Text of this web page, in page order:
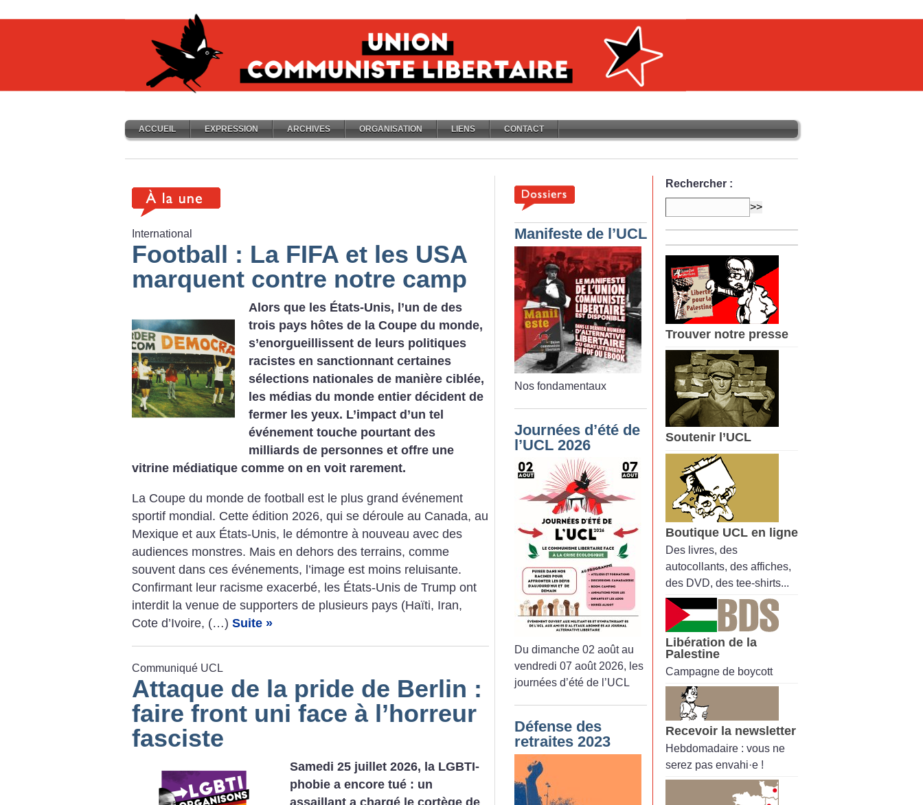
ACCUEIL EXPRESSION ARCHIVES ORGANISATION LIENS CONTACT
International
Football : La FIFA et les USA
marquent contre notre camp
Alors que les États-Unis, l’un de des
trois pays hôtes de la Coupe du monde,
s’enorgueillissent de leurs politiques
racistes en sanctionnant certaines
sélections nationales de manière ciblée,
les médias du monde entier décident de
fermer les yeux. L’impact d’un tel
événement touche pourtant des
milliards de personnes et offre une
vitrine médiatique comme on en voit rarement.
La Coupe du monde de football est le plus grand événement
sportif mondial. Cette édition 2026, qui se déroule au Canada, au
Mexique et aux États-Unis, le démontre à nouveau avec des
audiences ­monstres. Mais en dehors des terrains, comme
souvent dans ces événements, l’image est moins reluisante.
Confirmant leur racisme exacerbé, les États-Unis de Trump ont
interdit la venue de supporters de plusieurs pays (Haïti, Iran,
Cote d’Ivoire, (…) Suite »
Communiqué UCL
Attaque de la pride de Berlin :
faire front uni face à l’horreur
fasciste
Samedi 25 juillet 2026, la LGBTI-
phobie a encore tué : un
assaillant a chargé le cortège de
Manifeste de l’UCL
Nos fondamentaux
Journées d’été de
l’UCL 2026
Du dimanche 02 août au
vendredi 07 août 2026, les
journées d’été de l’UCL
Défense des
retraites 2023
Rechercher :
Trouver notre presse
Soutenir l’UCL
Boutique UCL en ligne
Des livres, des
autocollants, des affiches,
des DVD, des tee-shirts...
Libération de la
Palestine
Campagne de boycott
Recevoir la newsletter
Hebdomadaire : vous ne
serez pas envahi·e !